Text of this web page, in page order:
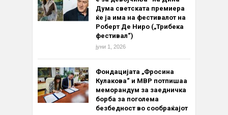
Дума светската премиера
ќе ја има на фестивалот на
Роберт Де Ниро („Трибека
фестивал“)
јуни 1, 2026
Фондацијата „Фросина
Кулакова“ и МВР потпишаа
меморандум за заедничка
борба за поголема
безбедност во сообраќајот